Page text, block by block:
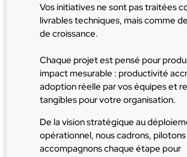
Vos initiatives ne sont pas traitées
livrables techniques, mais comme
de croissance.
Chaque projet est pensé pour
impact mesurable : productivité
adoption réelle par vos équipes et
tangibles pour votre organisation.
De la vision stratégique au
opérationnel, nous cadrons,
accompagnons chaque étape pour